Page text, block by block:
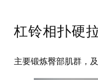
杠铃相扑硬
主要锻炼臀部肌群，